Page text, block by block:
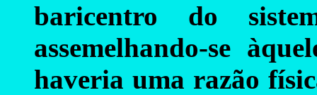
baricentro do
assemelhando-se
haveria uma razão